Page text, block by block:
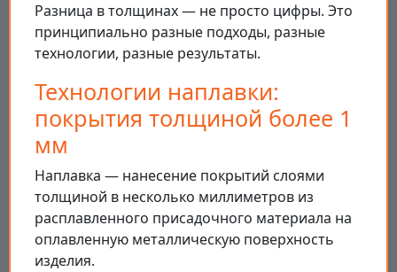
Разница в толщинах — не просто цифры. Это
принципиально разные подходы, разные
технологии, разные результаты.
Технологии наплавки:
покрытия толщиной более 1
мм
Наплавка — нанесение покрытий слоями
толщиной в несколько миллиметров из
расплавленного присадочного материала на
оплавленную металлическую поверхность
изделия.